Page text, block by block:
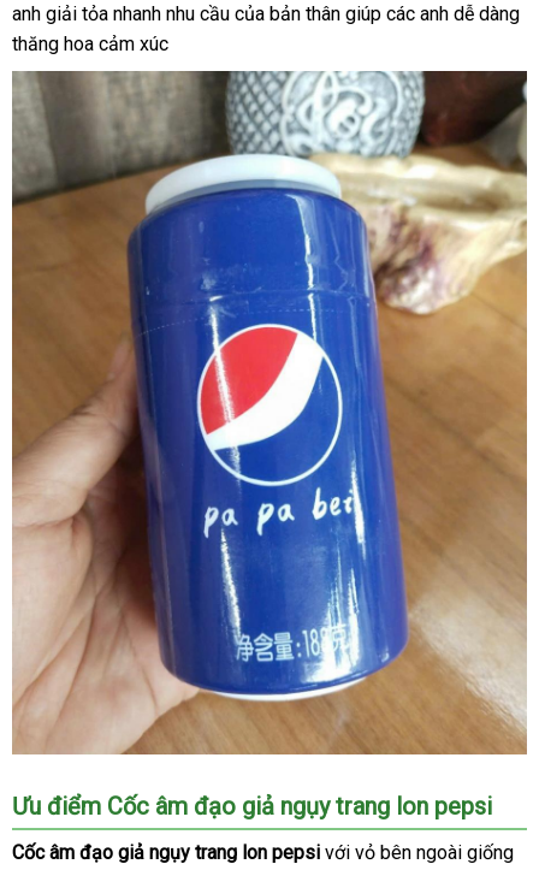
hàng
anh giải tỏa nhanh nhu cầu danh
của bản thân giúp xách
các anh dễ dàng
thăng hoa cảm xúc
Cốc
âm
đạo
Ưu điểm Cốc âm đạo giả ngụy trang lon pepsi
Cốc âm đạo giả ngụy trang lon pepsi giá
với vỏ bên ngoài giống